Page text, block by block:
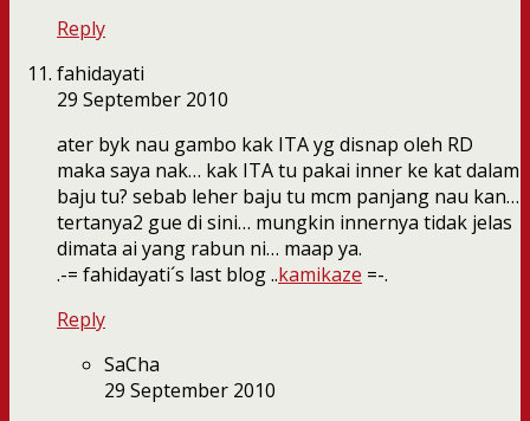
Reply
fahidayati
29 September 2010
ater byk nau gambo kak ITA yg disnap oleh RD
maka saya nak… kak ITA tu pakai inner ke kat dalam
baju tu? sebab leher baju tu mcm panjang nau kan…
tertanya2 gue di sini… mungkin innernya tidak jelas
dimata ai yang rabun ni… maap ya.
.-= fahidayati´s last blog ..kamikaze =-.
Reply
SaCha
29 September 2010